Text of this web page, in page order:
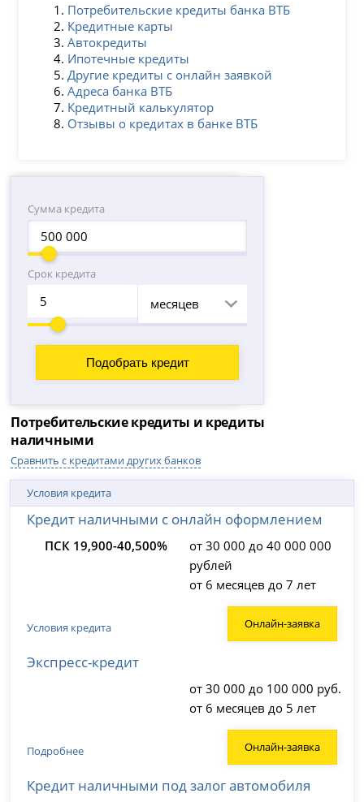
Потребительские кредиты банка ВТБ
Кредитные карты
Автокредиты
Ипотечные кредиты
Другие кредиты с онлайн заявкой
Адреса банка ВТБ
Кредитный калькулятор
Отзывы о кредитах в банке ВТБ
Сумма кредита
Срок кредита
месяцев
Потребительские кредиты и кредиты
наличными
Сравнить с кредитами других банков
Условия кредита
Кредит наличными с онлайн оформлением
ПСК 19,900-40,500%
от 30 000 до 40 000 000
рублей
от 6 месяцев до 7 лет
Условия кредита Онлайн-заявка
Экспресс-кредит
от 30 000 до 100 000 руб.
от 6 месяцев до 5 лет
Подробнее Онлайн-заявка
Кредит наличными под залог автомобиля